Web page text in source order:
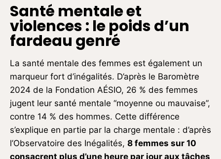
Santé mentale et
violences : le poids d’un
fardeau genré
La santé mentale des femmes est également un
marqueur fort d’inégalités. D’après le Baromètre
2024 de la Fondation AÉSIO, 26 % des femmes
jugent leur santé mentale “moyenne ou mauvaise”,
contre 14 % des hommes. Cette différence
s’explique en partie par la charge mentale : d’après
l’Observatoire des Inégalités, 8 femmes sur 10
consacrent plus d’une heure par jour aux tâches